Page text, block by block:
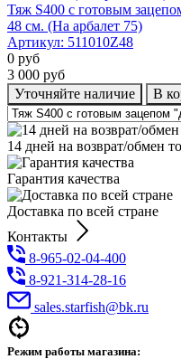
Тяж S400 с готовым
48 cм. (На арбалет 75)
Артикул: 511010Z48
0 руб
3 000 руб
Уточняйте наличие
В
14 дней на возврат/обмен
Гарантия качества
Доставка по всей стране
Контакты
8-965-02-04-400
8-921-314-28-16
sales.starfish@bk.ru
Режим работы магазина: